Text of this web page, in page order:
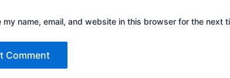
my name, email, and website in this browser for the next